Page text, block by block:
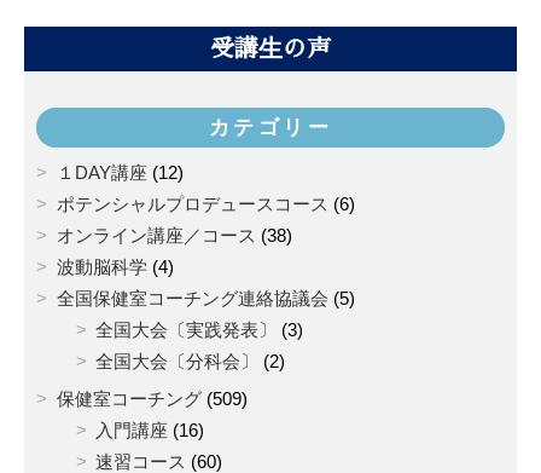
受講生の声
カテゴリー
１DAY講座 (12)
ポテンシャルプロデュースコース (6)
オンライン講座／コース (38)
波動脳科学 (4)
全国保健室コーチング連絡協議会 (5)
全国大会〔実践発表〕
(3)
全国大会〔分科会〕
(2)
保健室コーチング(509)
入門講座 (16)
速習コース (60)